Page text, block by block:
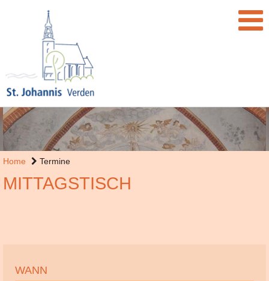
Home Termine
MITTAGSTISCH
WANN